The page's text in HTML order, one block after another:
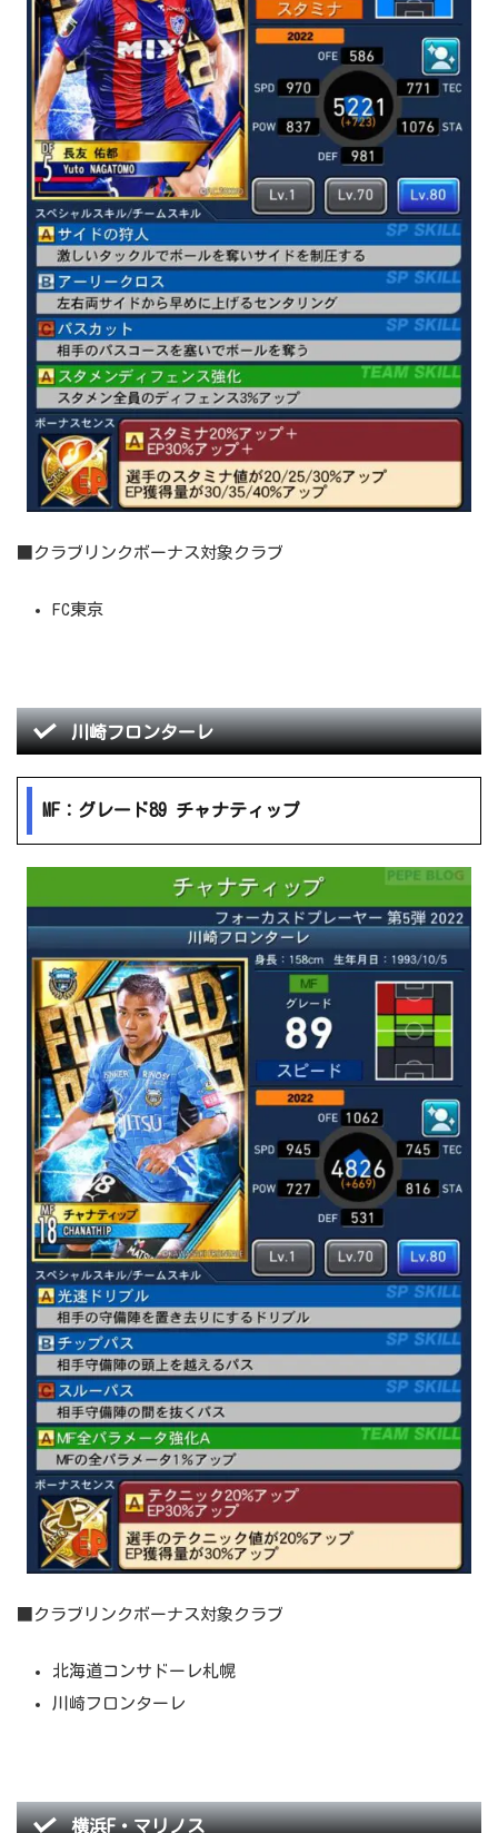
■クラブリンクボーナス対象クラブ
FC東京
川崎フロンターレ
MF：グレード89 チャナティップ
■クラブリンクボーナス対象クラブ
北海道コンサドーレ札幌
川崎フロンターレ
横浜F・マリノス